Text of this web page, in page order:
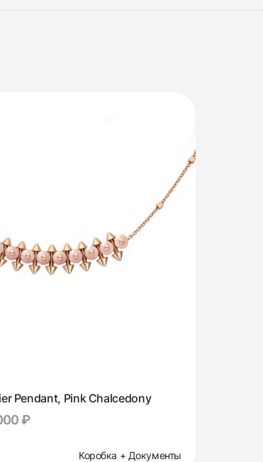
Pendant, Pink Chalcedony
₽
Коробка + Документы